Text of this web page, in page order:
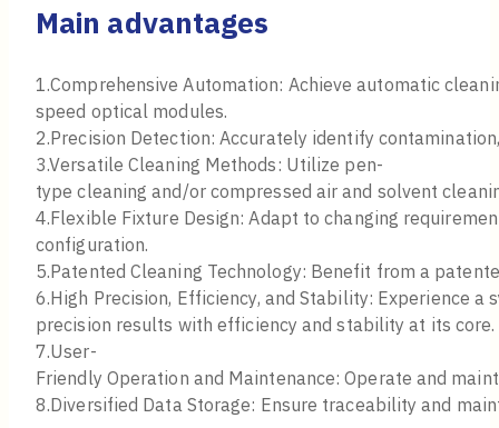
Main advantages
1.Comprehensive Automation: Achieve automatic
speed optical modules.
2.Precision Detection: Accurately identify
3.Versatile Cleaning Methods: Utilize pen-
type cleaning and/or compressed air and solvent
4.Flexible Fixture Design: Adapt to changing
configuration.
5.Patented Cleaning Technology: Benefit from a
6.High Precision, Efficiency, and Stability: Experience a
precision results with efficiency and stability at its core.
7.User-
Friendly Operation and Maintenance: Operate and
8.Diversified Data Storage: Ensure traceability and